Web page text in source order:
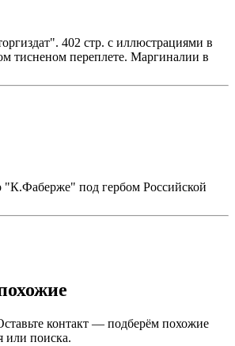
402 стр. с иллюстрациями в
тисненом переплете. Маргиналии в
под гербом Российской
контакт — подберём похожие
или поиска.